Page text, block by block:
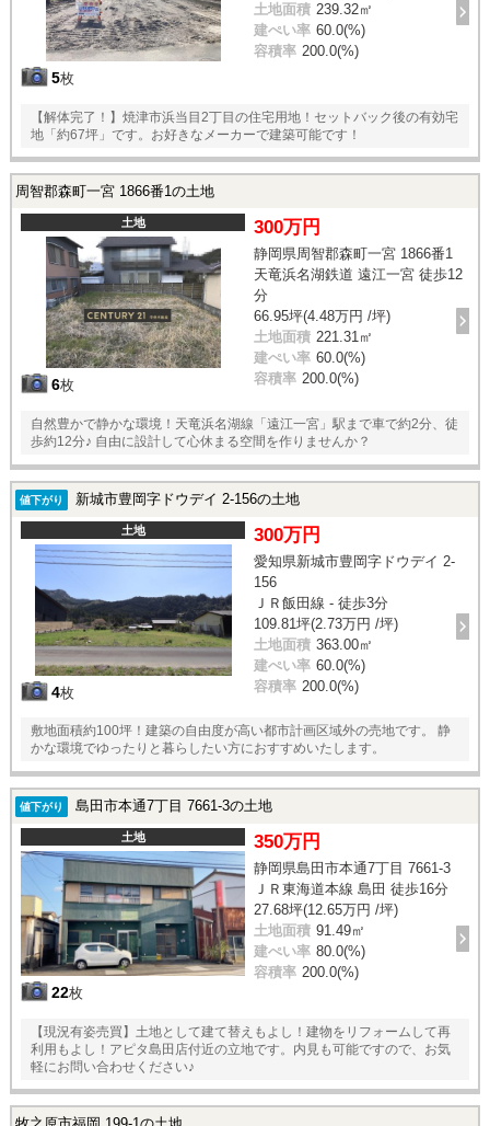
5枚
土地面積 239.32㎡
建ぺい率 60.0(%)
容積率 200.0(%)
【解体完了！】焼津市浜当目2丁目の住宅用地！セットバック後の有効宅
地「約67坪」です。お好きなメーカーで建築可能です！
周智郡森町一宮 1866番1の土地
土地
6枚
300万円
静岡県周智郡森町一宮 1866番1
天竜浜名湖鉄道 遠江一宮 徒歩12
分
66.95坪(4.48万円 /坪)
土地面積 221.31㎡
建ぺい率 60.0(%)
容積率 200.0(%)
自然豊かで静かな環境！天竜浜名湖線「遠江一宮」駅まで車で約2分、徒
歩約12分♪ 自由に設計して心休まる空間を作りませんか？
値下がり 新城市豊岡字ドウデイ 2-156の土地
土地
4枚
300万円
愛知県新城市豊岡字ドウデイ 2-
156
ＪＲ飯田線 - 徒歩3分
109.81坪(2.73万円 /坪)
土地面積 363.00㎡
建ぺい率 60.0(%)
容積率 200.0(%)
敷地面積約100坪！建築の自由度が高い都市計画区域外の売地です。 静
かな環境でゆったりと暮らしたい方におすすめいたします。
値下がり 島田市本通7丁目 7661-3の土地
土地
22枚
350万円
静岡県島田市本通7丁目 7661-3
ＪＲ東海道本線 島田 徒歩16分
27.68坪(12.65万円 /坪)
土地面積 91.49㎡
建ぺい率 80.0(%)
容積率 200.0(%)
【現況有姿売買】土地として建て替えもよし！建物をリフォームして再
利用もよし！アピタ島田店付近の立地です。内見も可能ですので、お気
軽にお問い合わせください♪